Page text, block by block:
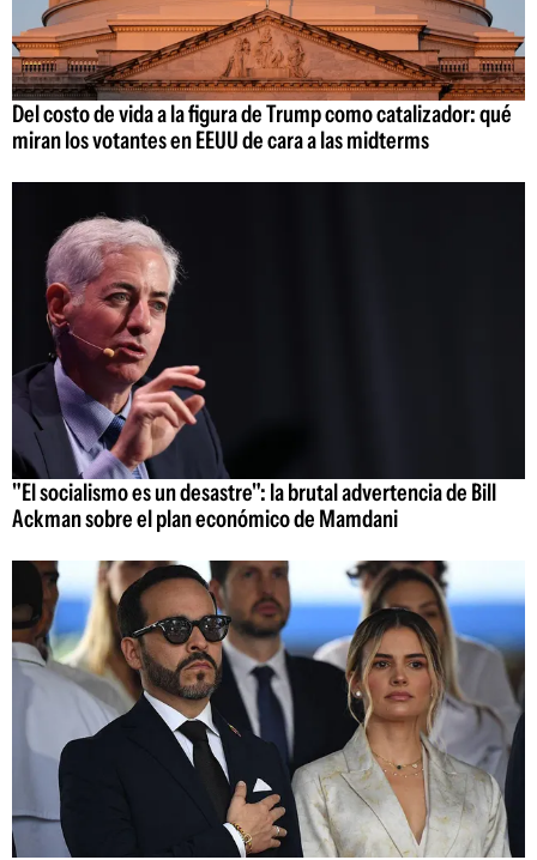
Del costo de vida a la figura de Trump como catalizador: qué
miran los votantes en EEUU de cara a las midterms
"El socialismo es un desastre": la brutal advertencia de Bill
Ackman sobre el plan económico de Mamdani